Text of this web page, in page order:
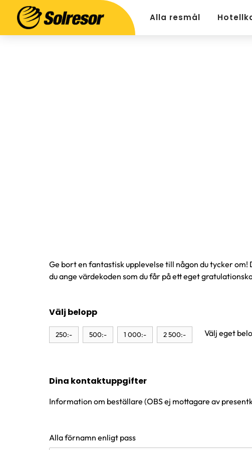
Alla resmål
Ge bort en fantastisk upplevelse till någon du tycker
du ange värdekoden som du får på ett eget
Välj belopp
250:- 500:- 1 000:- 2 500:- Välj eget
Dina kontaktuppgifter
Information om beställare (OBS ej mottagare av
Alla förnamn enligt pass